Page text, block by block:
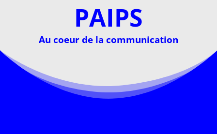
PAIPS
Au coeur de la communication